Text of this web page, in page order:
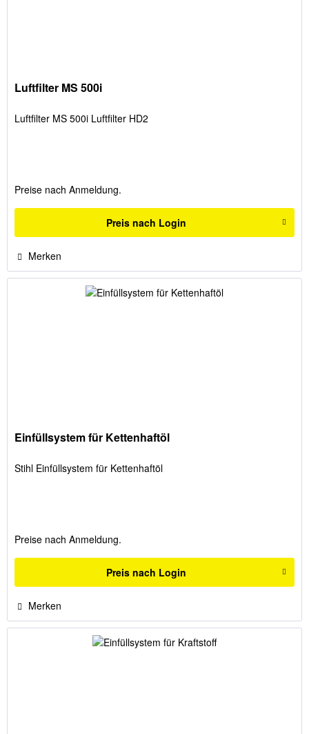
Luftfilter MS 500i
Luftfilter MS 500i Luftfilter HD2
Preise nach Anmeldung.
Preis nach Login
Merken
Einfüllsystem für Kettenhaftöl
Stihl Einfüllsystem für Kettenhaftöl
Preise nach Anmeldung.
Preis nach Login
Merken